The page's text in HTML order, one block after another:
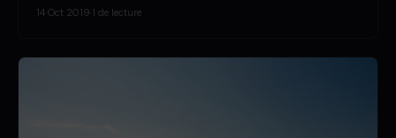
14 Oct 2019 1 de lecture